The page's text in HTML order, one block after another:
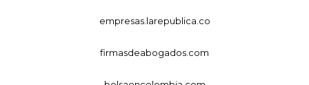
empresas.larepublica.co
firmasdeabogados.com